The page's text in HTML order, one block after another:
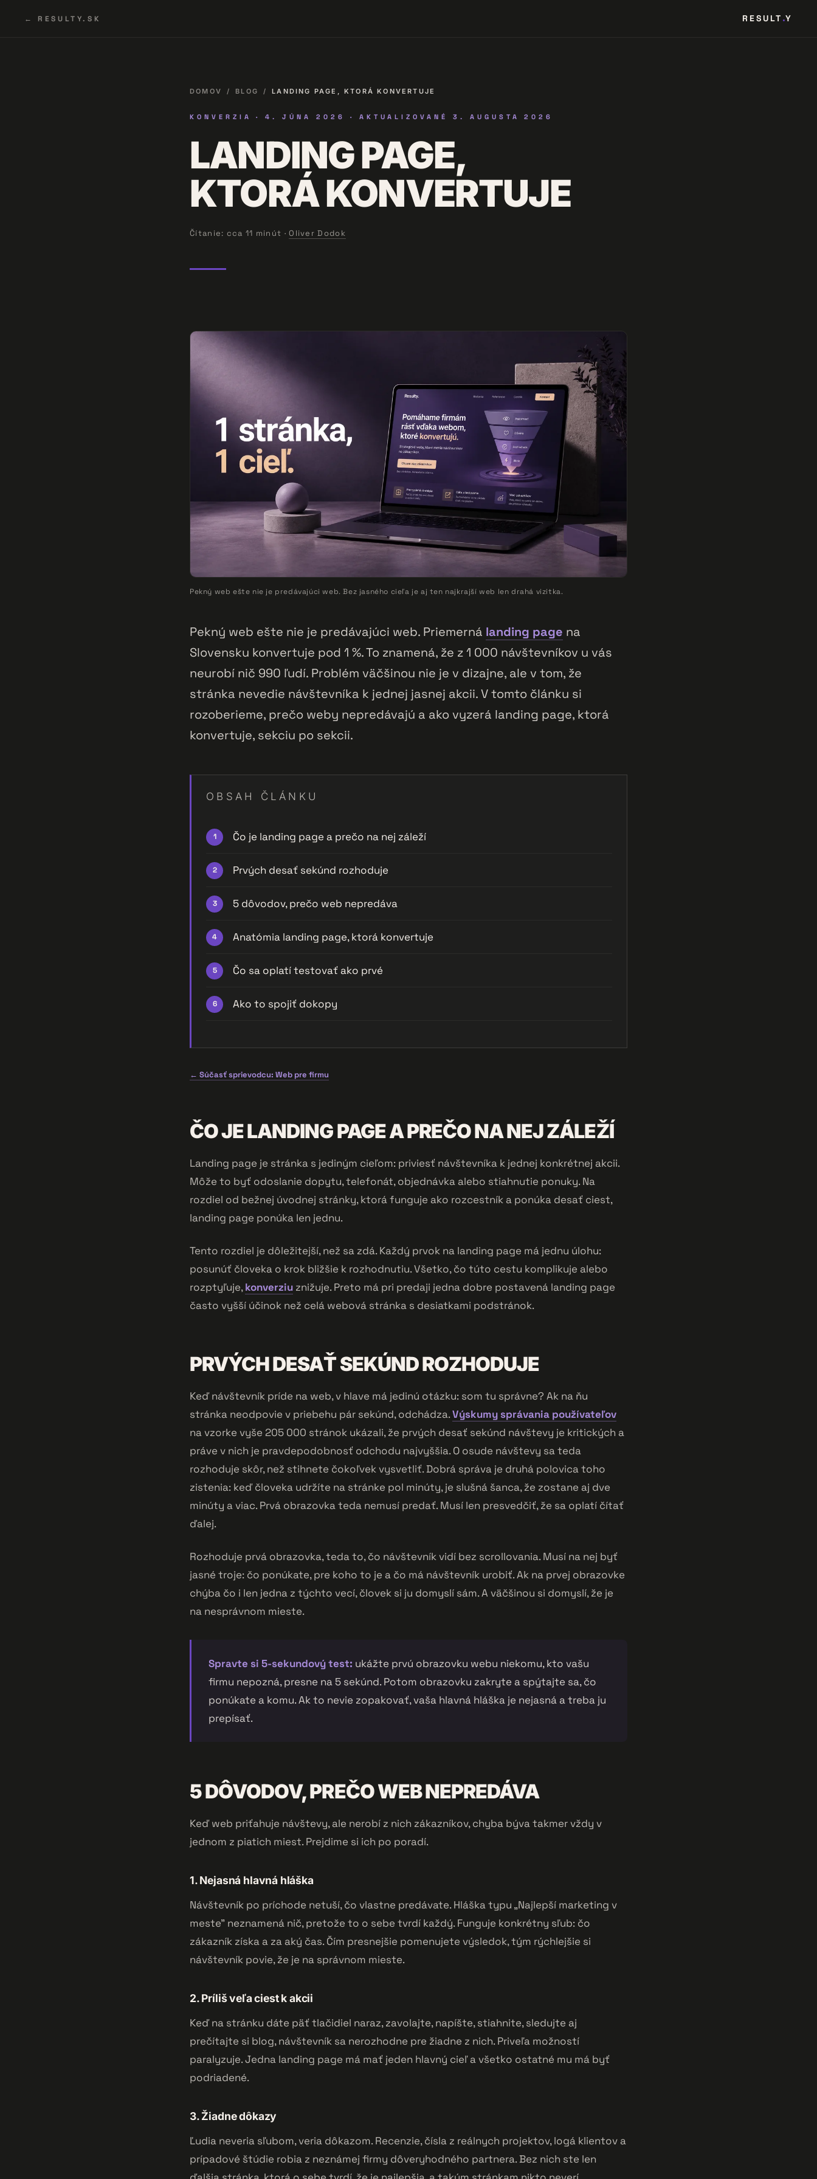
← RESULTY.SK RESULT Y
DOMOV / BLOG / LANDING PAGE, KTORÁ KONVERTUJE
KONVERZIA ·4. JÚNA 2026 · AKTUALIZOVANÉ 3. AUGUSTA 2026
LANDING PAGE,
KTORÁ KONVERTUJE
Čítanie: cca 11 minút ·Oliver Dodok
Pekný web ešte nie je predávajúci web. Bez jasného cieľa je aj ten najkrajší web len drahá vizitka.
Pekný web ešte nie je predávajúci web. Priemerná landing page na
Slovensku konvertuje pod 1 %. To znamená, že z 1 000 návštevníkov u vás
neurobí nič 990 ľudí. Problém väčšinou nie je v dizajne, ale v tom, že
stránka nevedie návštevníka k jednej jasnej akcii. V tomto článku si
rozoberieme, prečo weby nepredávajú a ako vyzerá landing page, ktorá
konvertuje, sekciu po sekcii.
OBSAH ČLÁNKU
Čo je landing page a prečo na nej záleží
Prvých desať sekúnd rozhoduje
5 dôvodov, prečo web nepredáva
Anatómia landing page, ktorá konvertuje
Čo sa oplatí testovať ako prvé
Ako to spojiť dokopy
← Súčasť sprievodcu: Web pre firmu
ČO JE LANDING PAGE A PREČO NA NEJ ZÁLEŽÍ
Landing page je stránka s jediným cieľom: priviesť návštevníka k jednej konkrétnej akcii.
Môže to byť odoslanie dopytu, telefonát, objednávka alebo stiahnutie ponuky. Na
rozdiel od bežnej úvodnej stránky, ktorá funguje ako rozcestník a ponúka desať ciest,
landing page ponúka len jednu.
Tento rozdiel je dôležitejší, než sa zdá. Každý prvok na landing page má jednu úlohu:
posunúť človeka o krok bližšie k rozhodnutiu. Všetko, čo túto cestu komplikuje alebo
rozptyľuje,konverziu znižuje. Preto má pri predaji jedna dobre postavená landing page
často vyšší účinok než celá webová stránka s desiatkami podstránok.
PRVÝCH DESAŤ SEKÚND ROZHODUJE
Keď návštevník príde na web, v hlave má jedinú otázku: som tu správne? Ak na ňu
stránka neodpovie v priebehu pár sekúnd, odchádza.Výskumy správania používateľov
na vzorke vyše 205 000 stránok ukázali, že prvých desať sekúnd návštevy je kritických a
práve v nich je pravdepodobnosť odchodu najvyššia. O osude návštevy sa teda
rozhoduje skôr, než stihnete čokoľvek vysvetliť. Dobrá správa je druhá polovica toho
zistenia: keď človeka udržíte na stránke pol minúty, je slušná šanca, že zostane aj dve
minúty a viac. Prvá obrazovka teda nemusí predať. Musí len presvedčiť, že sa oplatí čítať
ďalej.
Rozhoduje prvá obrazovka, teda to, čo návštevník vidí bez scrollovania. Musí na nej byť
jasné troje: čo ponúkate, pre koho to je a čo má návštevník urobiť. Ak na prvej obrazovke
chýba čo i len jedna z týchto vecí, človek si ju domyslí sám. A väčšinou si domyslí, že je
na nesprávnom mieste.
Spravte si 5-sekundový test: ukážte prvú obrazovku webu niekomu, kto vašu
firmu nepozná, presne na 5 sekúnd. Potom obrazovku zakryte a spýtajte sa, čo
ponúkate a komu. Ak to nevie zopakovať, vaša hlavná hláška je nejasná a treba ju
prepísať.
5 DÔVODOV, PREČO WEB NEPREDÁVA
Keď web priťahuje návštevy, ale nerobí z nich zákazníkov, chyba býva takmer vždy v
jednom z piatich miest. Prejdime si ich po poradí.
1. Nejasná hlavná hláška
Návštevník po príchode netuší, čo vlastne predávate. Hláška typu „Najlepší marketing v
meste" neznamená nič, pretože to o sebe tvrdí každý. Funguje konkrétny sľub: čo
zákazník získa a za aký čas. Čím presnejšie pomenujete výsledok, tým rýchlejšie si
návštevník povie, že je na správnom mieste.
2. Príliš veľa ciest k akcii
Keď na stránku dáte päť tlačidiel naraz, zavolajte, napíšte, stiahnite, sledujte aj
prečítajte si blog, návštevník sa nerozhodne pre žiadne z nich. Priveľa možností
paralyzuje. Jedna landing page má mať jeden hlavný cieľ a všetko ostatné mu má byť
podriadené.
3. Žiadne dôkazy
Ľudia neveria sľubom, veria dôkazom. Recenzie, čísla z reálnych projektov, logá klientov a
prípadové štúdie robia z neznámej firmy dôveryhodného partnera. Bez nich ste len